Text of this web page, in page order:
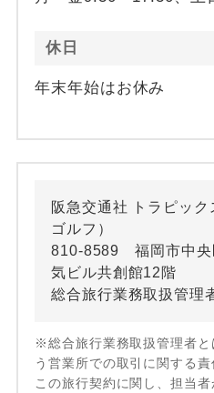
休日
年末年始はお休み
阪急交通社 トラピック
ゴルフ）
810-8589 福岡市中
気ビル共創館12階
総合旅行業務取扱管理
※総合旅行業務取扱管理者
う営業所での取引に関する責
この旅行契約に関し、担当